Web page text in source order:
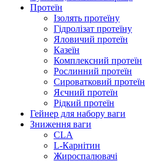
Протеїн
Ізолять протеїну
Гідролізат протеїну
Яловичий протеїн
Казеїн
Комплексний протеїн
Рослинний протеїн
Сироватковий протеїн
Яєчний протеїн
Рідкий протеїн
Гейнер для набору ваги
Зниження ваги
CLA
L-Карнітин
Жироспалювачі